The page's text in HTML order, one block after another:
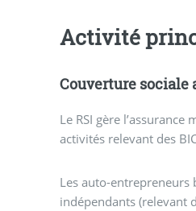
Activité
Couverture
Le RSI gère
activités relevant des
Les auto-entrepreneurs
indépendants (relevant